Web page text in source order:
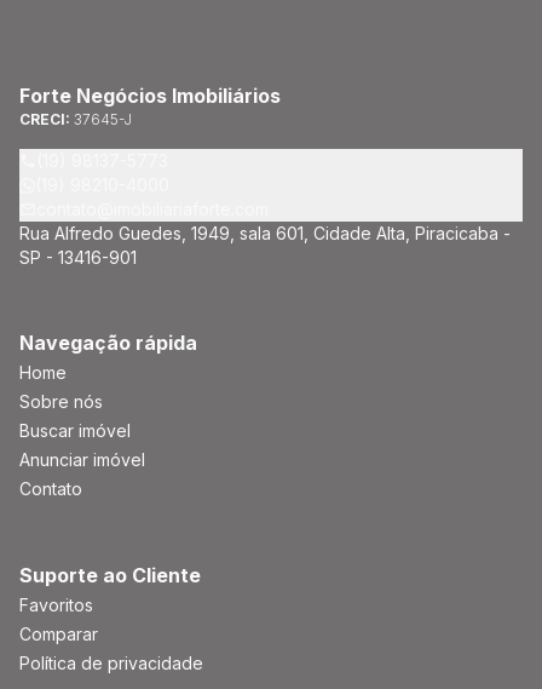
Forte Negócios Imobiliários
CRECI: 37645-J
Rua Alfredo Guedes, 1949, sala 601, Cidade Alta, Piracicaba -
SP - 13416-901
Navegação rápida
Home
Sobre nós
Buscar imóvel
Anunciar imóvel
Contato
Suporte ao Cliente
Favoritos
Comparar
Política de privacidade